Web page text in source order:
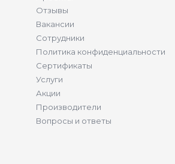
Отзывы
Вакансии
Сотрудники
Политика конфиденциальности
Сертификаты
Услуги
Акции
Производители
Вопросы и ответы